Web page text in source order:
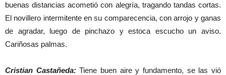
buenas distancias acometió con alegría, tragando tandas cortas.
El novillero intermitente en su comparecencia, con arrojo y ganas
de agradar, luego de pinchazo y estoca escucho un aviso.
Cariñosas palmas.
Cristian Castañeda:Tiene buen aire y fundamento, se las vió